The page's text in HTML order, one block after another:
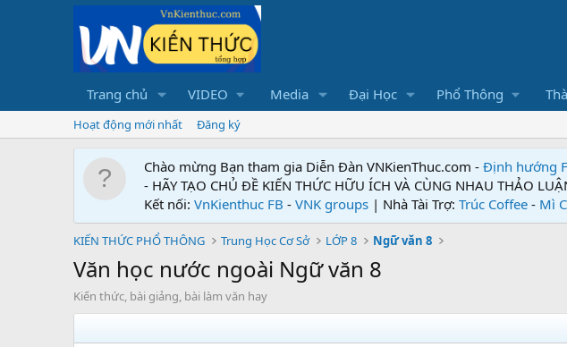
Trang chủ VIDEO Media Đại Học Phổ Thông
Hoạt động mới nhất Đăng ký
Chào mừng Bạn tham gia Diễn Đàn VNKienThuc.com - Định hướng
- HÃY TẠO CHỦ ĐỀ KIẾN THỨC HỮU ÍCH VÀ CÙNG NHAU THẢO
Kết nối: VnKienthuc FB - VNK groups | Nhà Tài Trợ: Trúc Coffee - Mì
KIẾN THỨC PHỔ THÔNG Trung Học Cơ Sở LỚP 8 Ngữ văn 8
Văn học nước ngoài Ngữ văn 8
Kiến thức, bài giảng, bài làm văn hay